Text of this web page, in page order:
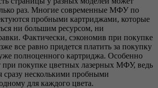
раз. Многие современные МФУ по
пробными картриджами, которые
ни большим ресурсом, ни
Фактически, сэкономив при покупке
все равно придется платить за покупку
полноценного картриджа. Особенно
при покупке цветных лазерных МФУ, ведь
сразу несколькими пробными
для каждого цвета.